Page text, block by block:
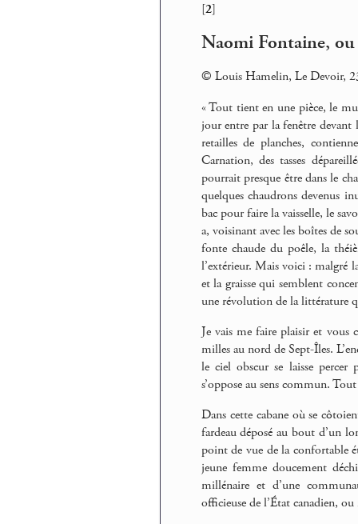
[2]
Naomi Fontaine, ou
© Louis Hamelin, Le Devoir,
« Tout tient en une pièce, le
jour entre par la fenêtre devant
retailles de planches,
Carnation, des tasses
pourrait presque être dans le
quelques chaudrons devenus
bac pour faire la vaisselle, le
a, voisinant avec les boîtes de
fonte chaude du poêle, la
l’extérieur. Mais voici : malgré
et la graisse qui semblent
une révolution de la littérature
Je vais me faire plaisir et vous
milles au nord de Sept-Îles.
le ciel obscur se laisse percer
s’oppose au sens commun.
Dans cette cabane où se
fardeau déposé au bout d’un
point de vue de la confortable
jeune femme doucement
millénaire et d’une
officieuse de l’État canadien,